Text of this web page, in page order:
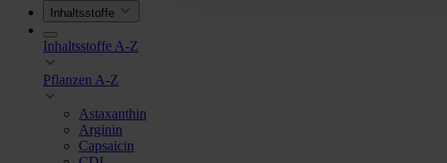
Inhaltsstoffe
Inhaltsstoffe A-Z
Pflanzen A-Z
Astaxanthin
Arginin
Capsaicin